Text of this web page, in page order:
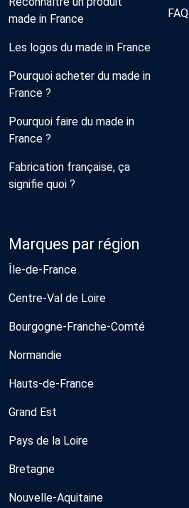
made in France
Les logos du made in France
Pourquoi acheter du made in
France ?
Pourquoi faire du made in
France ?
Fabrication française, ça
signifie quoi ?
FAQ
Marques par région
Île-de-France
Centre-Val de Loire
Bourgogne-Franche-Comté
Normandie
Hauts-de-France
Grand Est
Pays de la Loire
Bretagne
Nouvelle-Aquitaine